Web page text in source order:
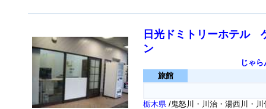
日光ドミトリーホテル
ン
じゃら
旅館
栃木県 /鬼怒川・川治・湯西川・